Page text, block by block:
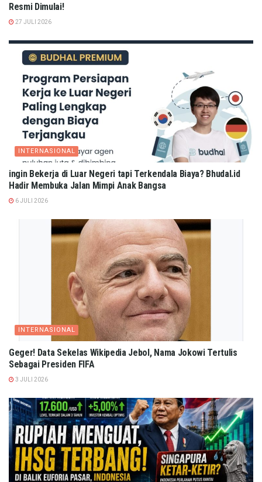
Resmi Dimulai!
27 JULI 2026
INTERNASIONAL
ingin Bekerja di Luar Negeri tapi Terkendala Biaya? Bhudal.id
Hadir Membuka Jalan Mimpi Anak Bangsa
6 JULI 2026
INTERNASIONAL
Geger! Data Sekelas Wikipedia Jebol, Nama Jokowi Tertulis
Sebagai Presiden FIFA
3 JULI 2026